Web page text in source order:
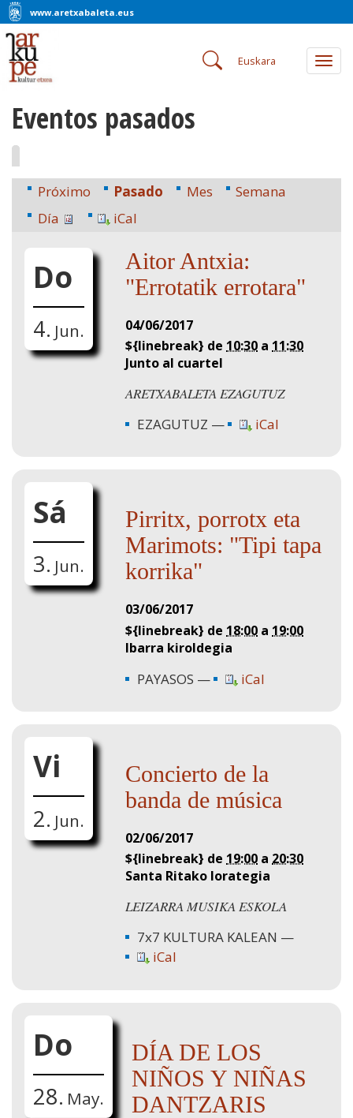
www.aretxabaleta.eus
Euskara
Eventos pasados
Próximo Pasado Mes
Semana
Día
iCal
Do
4. Jun.
Aitor Antxia:
"Errotatik errotara"
04/06/2017
${linebreak} de 10:30 a 11:30
Junto al cuartel
ARETXABALETA EZAGUTUZ
EZAGUTUZ
iCal
Sá
3. Jun.
Pirritx, porrotx eta
Marimots: "Tipi tapa
korrika"
03/06/2017
${linebreak} de 18:00 a 19:00
Ibarra kiroldegia
PAYASOS iCal
Vi
2. Jun.
Concierto de la
banda de música
02/06/2017
${linebreak} de 19:00 a 20:30
Santa Ritako lorategia
LEIZARRA MUSIKA ESKOLA
7x7 KULTURA KALEAN
iCal
Do
28. May.
DÍA DE LOS
NIÑOS Y NIÑAS
DANTZARIS